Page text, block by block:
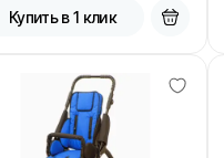
Купить в 1 клик